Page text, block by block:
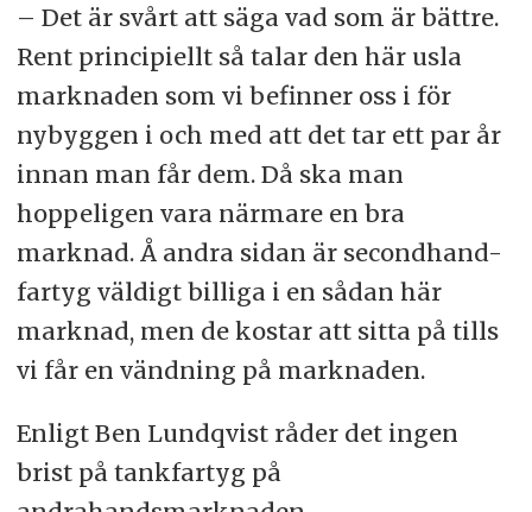
– Det är svårt att säga vad som är bättre.
Rent principiellt så talar den här usla
marknaden som vi befinner oss i för
nybyggen i och med att det tar ett par år
innan man får dem. Då ska man
hoppeligen vara närmare en bra
marknad. Å andra sidan är secondhand-
fartyg väldigt billiga i en sådan här
marknad, men de kostar att sitta på tills
vi får en vändning på marknaden.
Enligt Ben Lundqvist råder det ingen
brist på tankfartyg på